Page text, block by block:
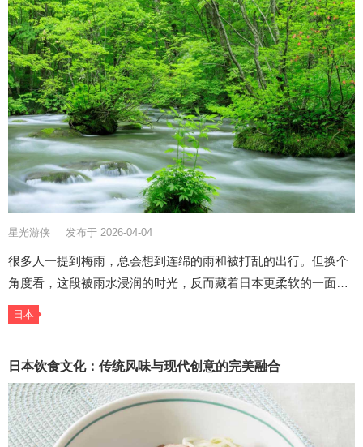
星光游侠 发布于 2026-04-04
很多人一提到梅雨，总会想到连绵的雨和被打乱的出行。但换个
角度看，这段被雨水浸润的时光，反而藏着日本更柔软的一面…
日本
日本饮食文化：传统风味与现代创意的完美融合